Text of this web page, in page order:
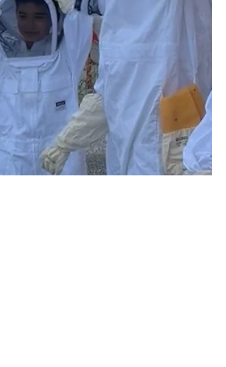
Valenciennois - Les Papillons Blancs, la
Fondation AnBer et le Crédi